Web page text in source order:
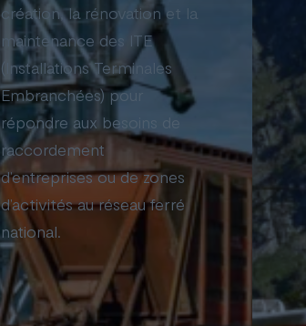
création, la rénovation et la
maintenance des ITE
(Installations Terminales
Embranchées) pour
répondre aux besoins de
raccordement
d’entreprises ou de zones
d’activités au réseau ferré
national.